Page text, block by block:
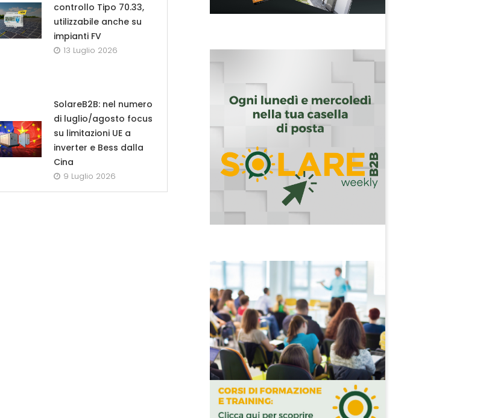
controllo Tipo 70.33,
utilizzabile anche su
impianti FV
13 Luglio 2026
SolareB2B: nel numero
di luglio/agosto focus
su limitazioni UE a
inverter e Bess dalla
Cina
9 Luglio 2026